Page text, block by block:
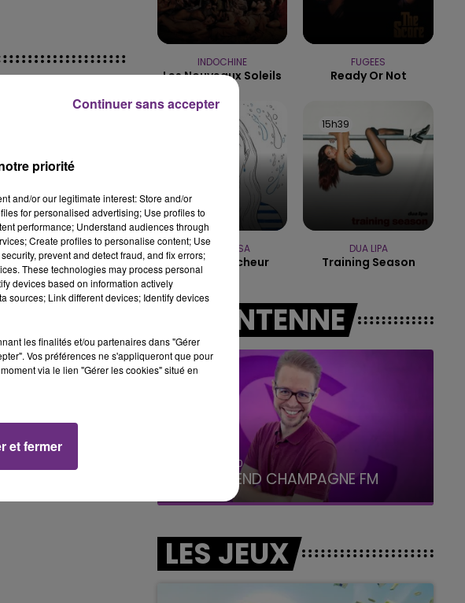
FM
7h00 - 12h00
LE WEEK-END CHAMPAGNE FM
FERME
centre-ville
contraint de
INDOCHINE
Les Nouveaux Soleils
FUGEES
Ready Or Not
MANON LISA
Le Petit Pecheur
15h39
15h39
DUA LIPA
Training Season
A L'ANTENNE
16h00 - 20h00
LE WEEK-END CHAMPAGNE FM
LES JEUX
priorité
and/or our legitimate interest: Store and/or
for personalised advertising; Use profiles to
performance; Understand audiences through
Create profiles to personalise content; Use
prevent and detect fraud, and fix errors;
These technologies may process personal
devices based on information actively
sources; Link different devices; Identify devices
les finalités et/ou partenaires dans "Gérer
Vos préférences ne s'appliqueront que pour
via le lien "Gérer les cookies" situé en
et fermer
Continuer sans accepter